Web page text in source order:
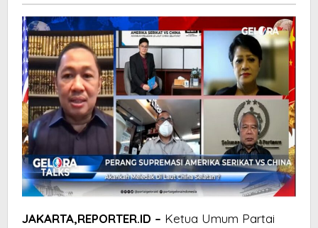
JAKARTA,REPORTER.ID – Ketua Umum Partai